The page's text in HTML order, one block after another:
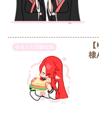
ゆるっと幻狼伝説
棣